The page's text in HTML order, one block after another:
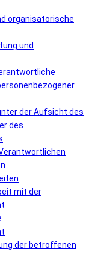
organisatorische
und
der Aufsicht des
des
mit der
der betroffenen